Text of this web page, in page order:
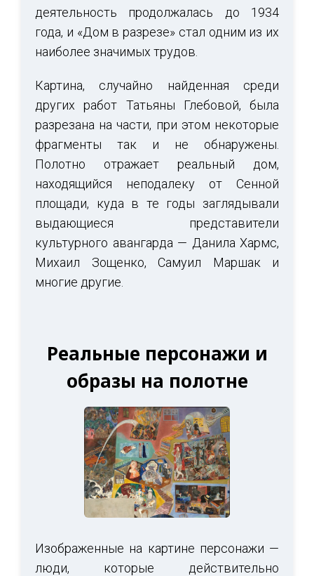
деятельность продолжалась до 1934
года, и «Дом в разрезе» стал одним из их
наиболее значимых трудов.
Картина, случайно найденная среди
других работ Татьяны Глебовой, была
разрезана на части, при этом некоторые
фрагменты так и не обнаружены.
Полотно отражает реальный дом,
находящийся неподалеку от Сенной
площади, куда в те годы заглядывали
выдающиеся представители
культурного авангарда — Данила Хармс,
Михаил Зощенко, Самуил Маршак и
многие другие.
Реальные персонажи и
образы на полотне
Изображенные на картине персонажи —
люди, которые действительно